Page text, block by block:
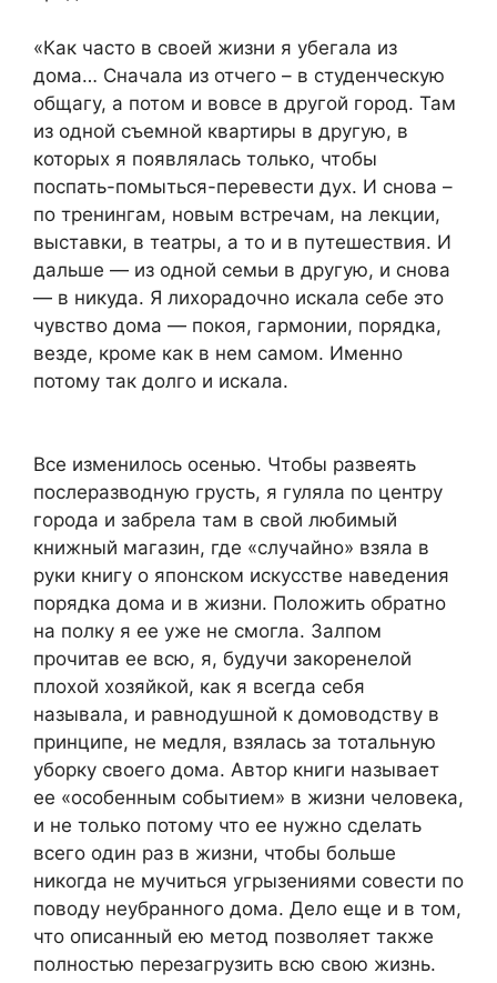
«Как часто в своей жизни я убегала из
дома… Сначала из отчего – в студенческую
общагу, а потом и вовсе в другой город. Там
из одной съемной квартиры в другую, в
которых я появлялась только, чтобы
поспать-помыться-перевести дух. И снова –
по тренингам, новым встречам, на лекции,
выставки, в театры, а то и в путешествия. И
дальше — из одной семьи в другую, и снова
— в никуда. Я лихорадочно искала себе это
чувство дома — покоя, гармонии, порядка,
везде, кроме как в нем самом. Именно
потому так долго и искала.
Все изменилось осенью. Чтобы развеять
послеразводную грусть, я гуляла по центру
города и забрела там в свой любимый
книжный магазин, где «случайно» взяла в
руки книгу о японском искусстве наведения
порядка дома и в жизни. Положить обратно
на полку я ее уже не смогла. Залпом
прочитав ее всю, я, будучи закоренелой
плохой хозяйкой, как я всегда себя
называла, и равнодушной к домоводству в
принципе, не медля, взялась за тотальную
уборку своего дома. Автор книги называет
ее «особенным событием» в жизни человека,
и не только потому что ее нужно сделать
всего один раз в жизни, чтобы больше
никогда не мучиться угрызениями совести по
поводу неубранного дома. Дело еще и в том,
что описанный ею метод позволяет также
полностью перезагрузить всю свою жизнь.